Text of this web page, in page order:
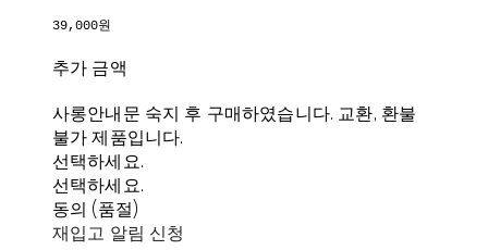
39,000원
추가 금액
사롱안내문 숙지 후 구매하였습니다. 교환, 환불
불가 제품입니다.
선택하세요.
선택하세요.
동의 (품절)
재입고 알림 신청